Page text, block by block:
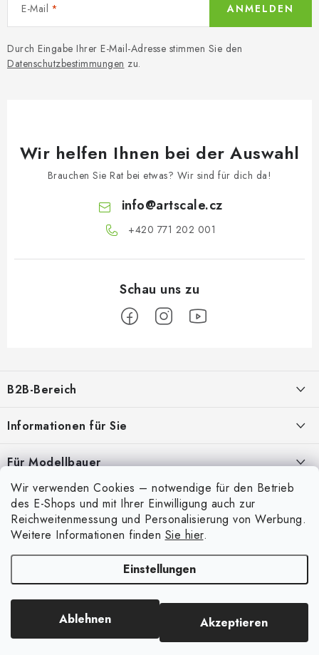
Wir verwenden Cookies – notwendige für den Betrieb
des E-Shops und mit Ihrer Einwilligung auch zur
Reichweitenmessung und Personalisierung von Werbung.
Weitere Informationen finden Sie hier.
Einstellungen
Ablehnen Akzeptieren
E-Mail
Durch Eingabe Ihrer E-Mail-Adresse stimmen Sie den
Datenschutzbestimmungen zu.
ANMELDEN
Wir helfen Ihnen bei der Auswahl
Brauchen Sie Rat bei etwas? Wir sind für dich da!
info@artscale.cz
+420 771 202 001​
ß
z
e
i
l
B2B-Bereich
Geschäftspartner, die Bereitstellung geeigneter Dienstleistungen und
ANMELDUNG
Informationen für Sie
Über uns
Meine Bestellung
Kontakte
Versand und Bezahlung
Bedingungen und Konditionen
Datenschutzbestimmungen
Beschwerdeverfahren
Großhandel
Für Modellbauer
Modellfarben-Umrechner
Art Scale Modellbau-Glossar
Persönliche Abholung in Liberec
Facebook-Gruppe ASK Builders
Mein Konto
Anmelden
Registrierung
Bestellhistorie
. Alle Rechte vorbehalten.